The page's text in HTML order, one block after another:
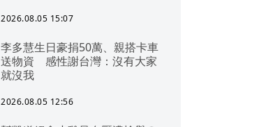
2026.08.05 15:07
李多慧生日豪捐50萬、親搭卡車
送物資 感性謝台灣：沒有大家
就沒我
2026.08.05 12:56